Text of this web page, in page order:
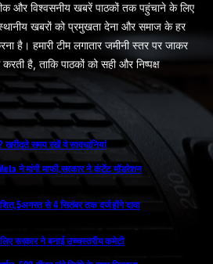
और विश्वसनीय खबरें पाठकों तक पहुंचाने के लिए
स्थानीय खबरों को प्रमुखता देना और समाज के हर
है। हमारी टीम लगातार जमीनी स्तर पर जाकर
है, ताकि पाठकों को सही और निष्पक्ष
खरीदते समय रखें ये सावधानियां
ने मांगी माफी,सरकार ने कंटेंट मॉडरेशन
से 4 सितंबर तक दर्ज होंगे दावा
लिए सरकार ने बनाई उच्चस्तरीय कमेटी